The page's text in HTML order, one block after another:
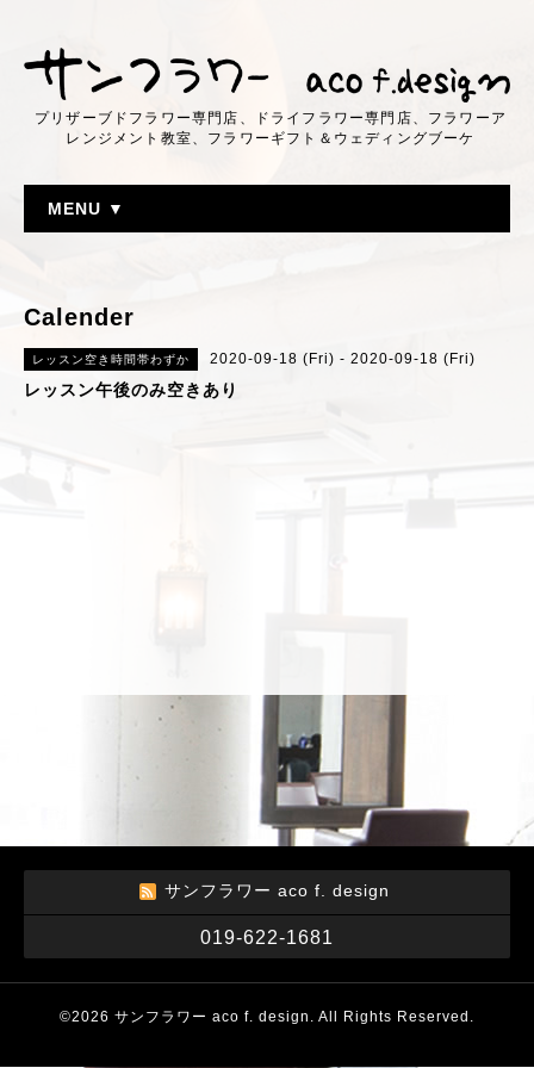
プリザーブドフラワー専門店、ドライフラワー専門店、フラワーア
レンジメント教室、フラワーギフト＆ウェディングブーケ
MENU ▼
Calender
レッスン空き時間帯わずか 2020-09-18 (Fri) - 2020-09-18 (Fri)
レッスン午後のみ空きあり
サンフラワー aco f. design
019-622-1681
©2026 サンフラワー aco f. design . All Rights Reserved.